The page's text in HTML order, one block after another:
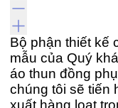
Bộ phận thiết kế
mẫu của Quý
áo thun đồng
chúng tôi sẽ tiến
xuất hàng loạt